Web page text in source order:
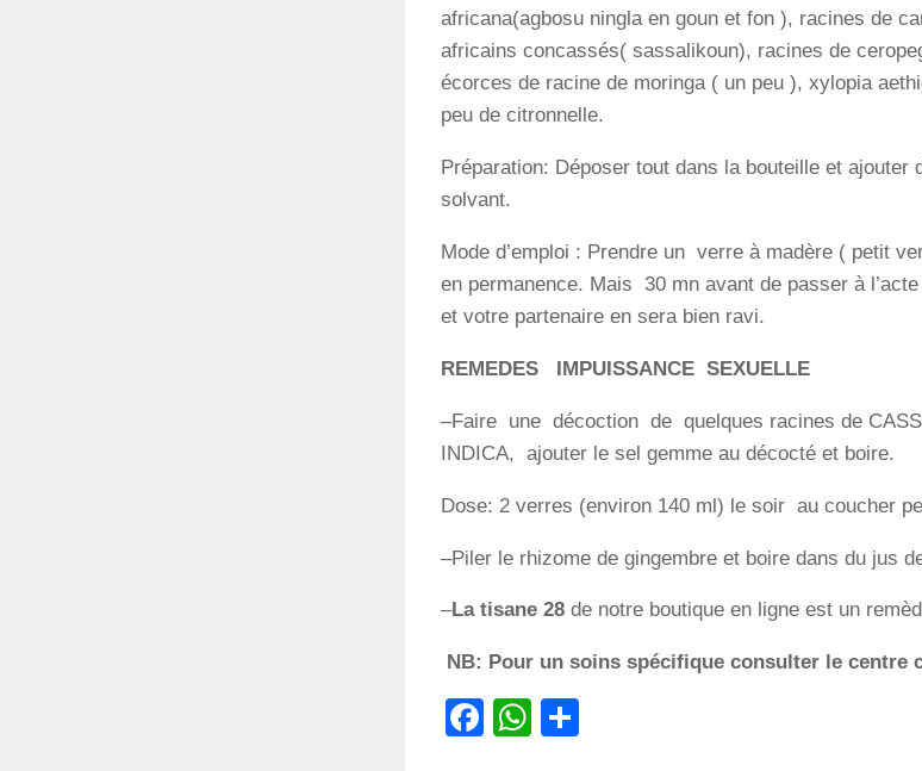
africana(agbosu ningla en goun et fon ), racines de
africains concassés( sassalikoun), racines de
écorces de racine de moringa ( un peu ), xylopia
peu de citronnelle.
Préparation: Déposer tout dans la bouteille et ajouter
solvant.
Mode d’emploi : Prendre un verre à madère ( petit
en permanence. Mais 30 mn avant de passer à
et votre partenaire en sera bien ravi.
REMEDES IMPUISSANCE SEXUELLE
–Faire une décoction de quelques racines de
INDICA, ajouter le sel gemme au décocté et boire.
Dose: 2 verres (environ 140 ml) le soir au coucher
–Piler le rhizome de gingembre et boire dans du jus
–La tisane 28 de notre boutique en ligne est un
NB: Pour un soins spécifique consulter le centre
Facebook
WhatsApp